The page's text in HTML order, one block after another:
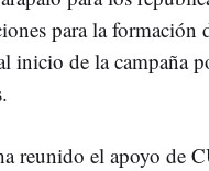
para la formación
inicio de la campaña
reunido el apoyo de